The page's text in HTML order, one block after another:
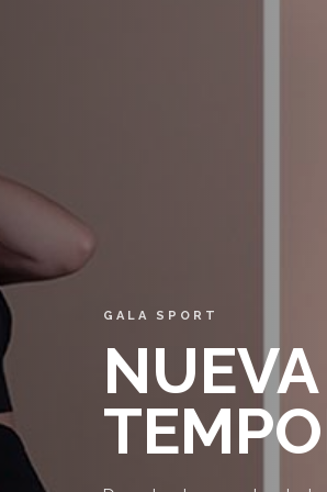
GALA SPORT
NUEVA